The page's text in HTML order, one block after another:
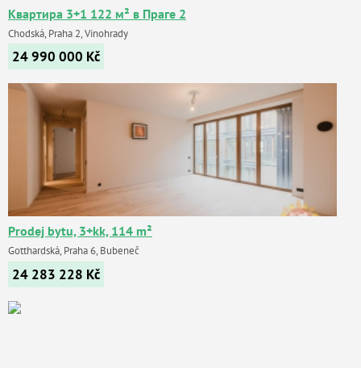
Квартира 3+1 122 м² в Праге 2
Chodská, Praha 2, Vinohrady
24 990 000 Kč
Prodej bytu, 3+kk, 114 m²
Gotthardská, Praha 6, Bubeneč
24 283 228 Kč